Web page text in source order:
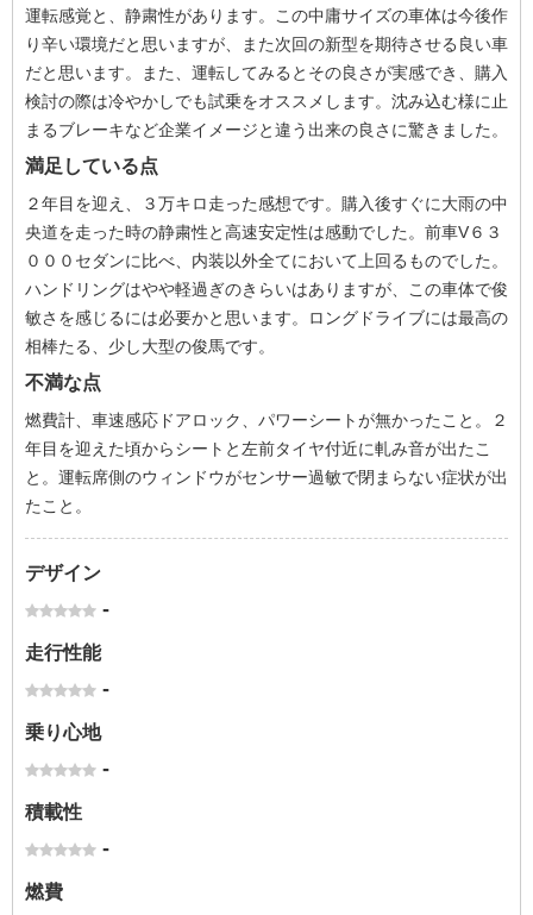
運転感覚と、静粛性があります。この中庸サイズの車体は今後作
り辛い環境だと思いますが、また次回の新型を期待させる良い車
だと思います。また、運転してみるとその良さが実感でき、購入
検討の際は冷やかしでも試乗をオススメします。沈み込む様に止
まるブレーキなど企業イメージと違う出来の良さに驚きました。
満足している点
２年目を迎え、３万キロ走った感想です。購入後すぐに大雨の中
央道を走った時の静粛性と高速安定性は感動でした。前車V６３
０００セダンに比べ、内装以外全てにおいて上回るものでした。
ハンドリングはやや軽過ぎのきらいはありますが、この車体で俊
敏さを感じるには必要かと思います。ロングドライブには最高の
相棒たる、少し大型の俊馬です。
不満な点
燃費計、車速感応ドアロック、パワーシートが無かったこと。２
年目を迎えた頃からシートと左前タイヤ付近に軋み音が出たこ
と。運転席側のウィンドウがセンサー過敏で閉まらない症状が出
たこと。
デザイン
-
走行性能
-
乗り心地
-
積載性
-
燃費